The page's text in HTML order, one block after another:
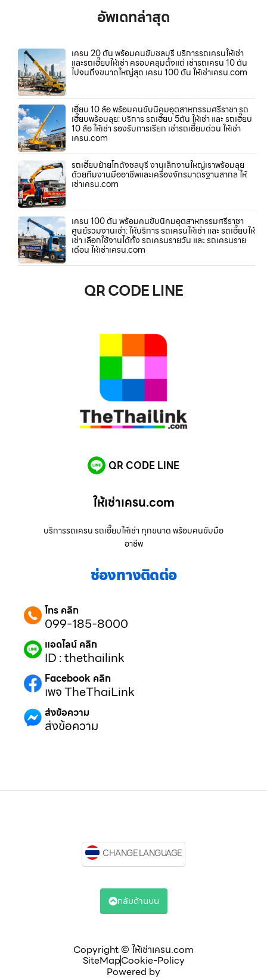
อัพเดทล่าสุด
เครน 20 ตัน พร้อมคนขับชลบุรี บริการรถเครนให้เช่า
และรถเฮี๊ยบให้เช่า ครอบคลุมตั้งแต่ เช่ารถเครน 10 ตัน
ไปจนถึงขนาดใหญ่สุด เครน 100 ตัน ให้เช่าเครน.com
เฮี๊ยบ 10 ล้อ พร้อมคนขับนิคมอุตสาหกรรมศรีราชา รถ
เฮี๊ยบพร้อมลุย: บริการ รถเฮี๊ยบ 5ตัน ให้เช่า และ รถเฮี๊ยบ
10 ล้อ ให้เช่า รองรับการเรียก เช่ารถเฮี๊ยบด่วน ให้เช่า
เครน.com
รถเฮี๊ยบย้ายโกดังชลบุรี งานเล็กงานใหญ่เราพร้อมลุย
ด้วยทีมงานมืออาชีพและเครื่องจักรมาตรฐานสากล ให้
เช่าเครน.com
เครน 100 ตัน พร้อมคนขับนิคมอุตสาหกรรมศรีราชา
ศูนย์รวมงานเช่า: ให้บริการ รถเครนให้เช่า และ รถเฮี๊ยบให้
เช่า เลือกใช้งานได้ทั้ง รถเครนรายวัน และ รถเครนราย
เดือน ให้เช่าเครน.com
QR CODE LINE
QR CODE LINE
ให้เช่าเครน.com
บริการรถเครน รถเฮี๊ยบให้เช่า ทุกขนาด พร้อมคนขับมือ
อาชีพ
ช่องทางติดต่อ
โทร คลิก
099-185-8000
แอดไลน์ คลิก
ID : thethailink
Facebook คลิก
เพจ TheThaiLink
ส่งข้อความ
ส่งข้อความ
Copyright © ให้เช่าเครน.com
SiteMapCookie-Policy
Powered by
CHANGE LANGUAGE
กลับด้านบน